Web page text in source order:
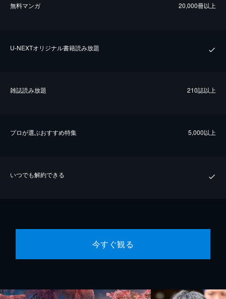
無料マンガ 20,000冊以上
U-NEXTオリジナル書籍読み放題
雑誌読み放題 210誌以上
プロが選ぶおすすめ特集 5,000以上
いつでも解約できる
今すぐ観る